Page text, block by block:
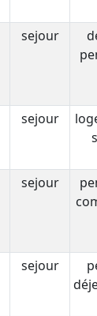
sejour
sejour
sejour
sejour